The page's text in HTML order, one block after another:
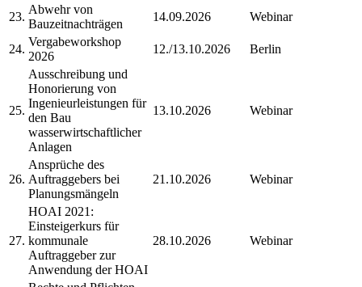
23.
Abwehr von
Bauzeitnachträgen
14.09.2026 Webinar
24.
Vergabeworkshop
2026
12./13.10.2026 Berlin
25.
Ausschreibung und
Honorierung von
Ingenieurleistungen für
den Bau
wasserwirtschaftlicher
Anlagen
13.10.2026 Webinar
26.
Ansprüche des
Auftraggebers bei
Planungsmängeln
21.10.2026 Webinar
27.
HOAI 2021:
Einsteigerkurs für
kommunale
Auftraggeber zur
Anwendung der HOAI
28.10.2026 Webinar